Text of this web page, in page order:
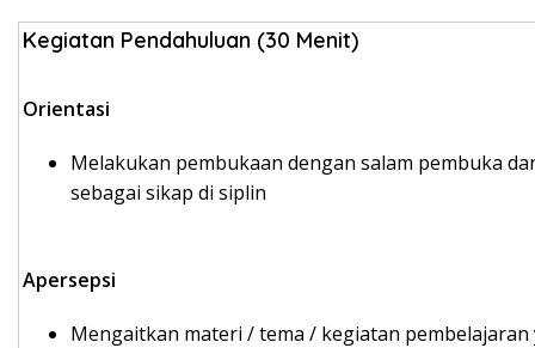
Kegiatan Pendahuluan (30 Menit)
Orientasi
Melakukan pembukaan dengan salam pembuka
sebagai sikap di siplin
Apersepsi
Mengaitkan materi / tema / kegiatan